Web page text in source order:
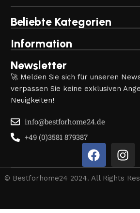
Beliebte Kategorien
Information
Newsletter
🚀 Melden Sie sich für unseren
verpassen Sie keine exklusiven
Neuigkeiten!
info@bestforhome24.de
+49 (0)3581 879387
© Bestforhome24 2024. All Rights